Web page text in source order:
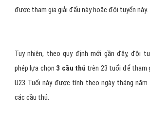
được tham gia giải đấu này hoặc đội tuyển này.
Tuy nhiên, theo quy định mới gần đây, đội
phép lựa chọn 3 cầu thủ trên 23 tuổi để tham
U23 Tuổi này được tính theo ngày tháng năm
các cầu thủ.